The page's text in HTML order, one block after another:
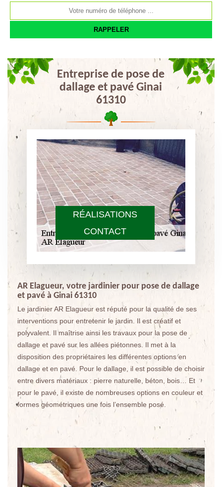
RÉALISATIONS
CONTACT
Entreprise de pose de
dallage et pavé Ginai
61310
AR Elagueur, votre jardinier pour pose de dallage
et pavé à Ginai 61310
Le jardinier AR Elagueur est réputé pour la qualité de ses
interventions pour entretenir le jardin. Il est créatif et
polyvalent. Il maîtrise ainsi les travaux pour la pose de
dallage et pavé sur les allées piétonnes. Il met à la
disposition des propriétaires les différentes options en
dallage et en pavé. Pour le dallage, il est possible de choisir
entre divers matériaux : pierre naturelle, béton, bois… Et
pour le pavé, il existe de nombreuses options en couleur et
formes géométriques une fois l’ensemble posé.